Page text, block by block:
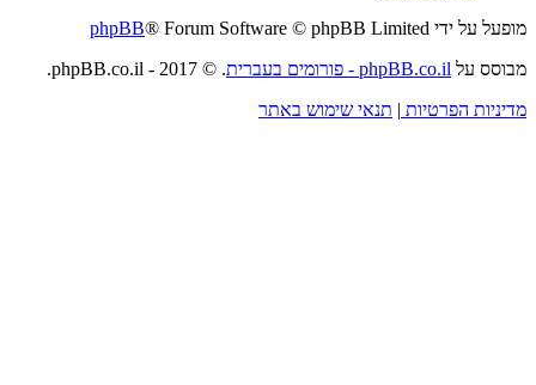
מופעל על ידי
phpBB® Forum Software © phpBB Limited
מבוסס על phpBB.co.il - פורומים בעברית
. © 2017 - phpBB.co.il.
מדיניות הפרטיות | תנאי שימוש באתר